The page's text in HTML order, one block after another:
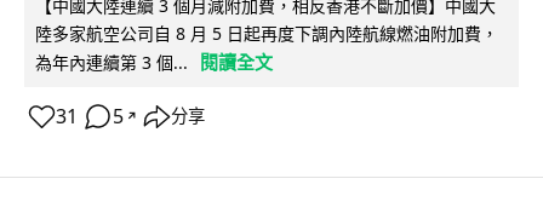
【中國大陸連續 3 個月減附加費，相反香港不斷加價】中國大
陸多家航空公司自 8 月 5 日起再度下調內陸航線燃油附加費，
為年內連續第 3 個...
閱讀全文
31 5 ↗ 分享